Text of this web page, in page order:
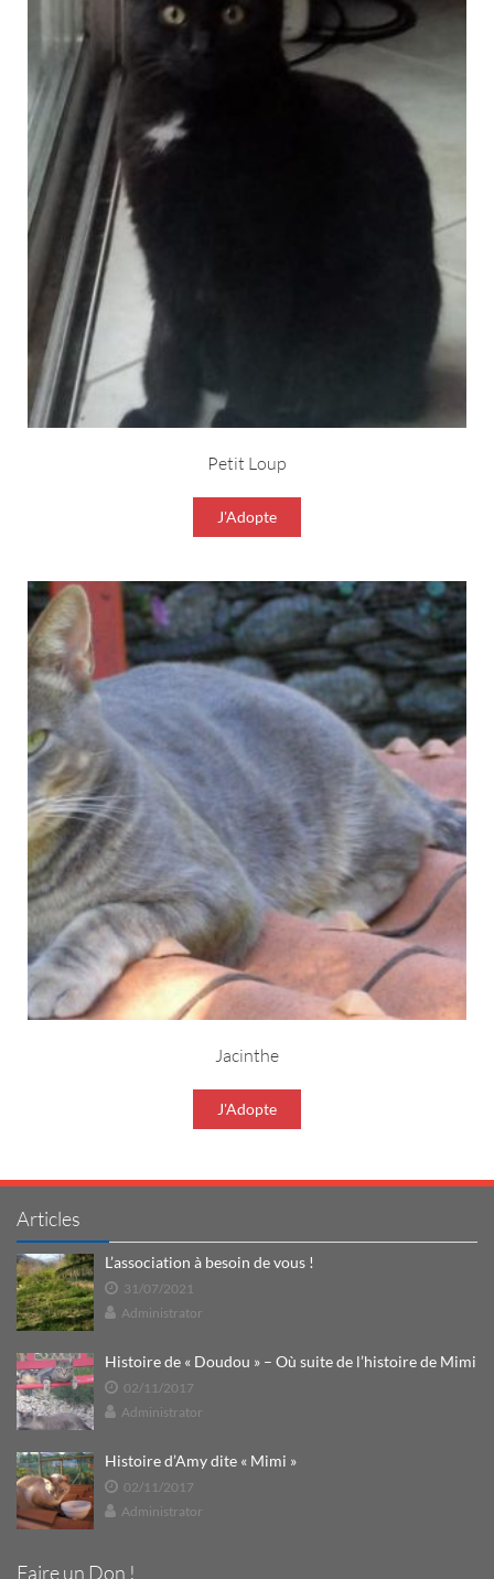
Petit Loup
J'Adopte
Jacinthe
J'Adopte
Articles
L’association à besoin de vous !
31/07/2021
Administrator
Histoire de « Doudou » – Où suite de l’histoire de Mimi
02/11/2017
Administrator
Histoire d’Amy dite « Mimi »
02/11/2017
Administrator
Faire un Don !